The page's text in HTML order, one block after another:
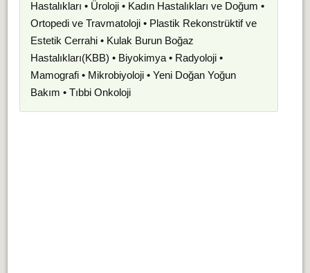
Hastalıkları • Üroloji • Kadın Hastalıkları ve Doğum •
Ortopedi ve Travmatoloji • Plastik Rekonstrüktif ve
Estetik Cerrahi • Kulak Burun Boğaz
Hastalıkları(KBB) • Biyokimya • Radyoloji •
Mamografi • Mikrobiyoloji • Yeni Doğan Yoğun
Bakım • Tıbbi Onkoloji